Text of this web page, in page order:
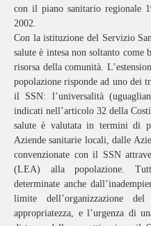
con il piano sanitario regionale
2002.
Con la istituzione del Servizio
salute è intesa non soltanto come
risorsa della comunità.
popolazione risponde ad uno dei
il SSN: l’universalità
indicati nell’articolo 32 della
salute è valutata in termini di
Aziende sanitarie locali, dalle
convenzionate con il SSN
(LEA) alla popolazione.
determinate anche
limite dell’organizzazione
appropriatezza, e l’urgenza di